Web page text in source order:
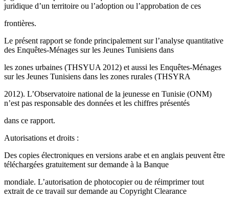
juridique d’un territoire ou l’adoption ou l’approbation de ces
frontières.
Le présent rapport se fonde principalement sur l’analyse quantitative
des Enquêtes-Ménages sur les Jeunes Tunisiens dans
les zones urbaines (THSYUA 2012) et aussi les Enquêtes-Ménages
sur les Jeunes Tunisiens dans les zones rurales (THSYRA
2012). L’Observatoire national de la jeunesse en Tunisie (ONM)
n’est pas responsable des données et les chiffres présentés
dans ce rapport.
Autorisations et droits :
Des copies électroniques en versions arabe et en anglais peuvent être
téléchargées gratuitement sur demande à la Banque
mondiale. L’autorisation de photocopier ou de réimprimer tout
extrait de ce travail sur demande au Copyright Clearance